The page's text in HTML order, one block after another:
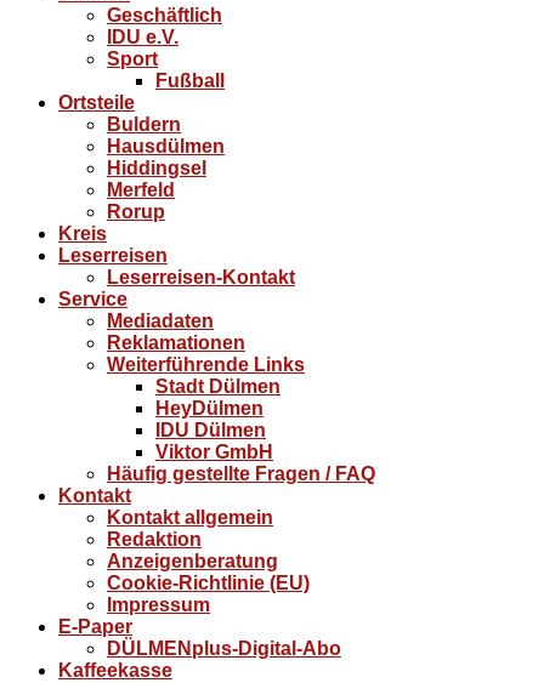
Geschäftlich
IDU e.V.
Sport
Fußball
Ortsteile
Buldern
Hausdülmen
Hiddingsel
Merfeld
Rorup
Kreis
Leserreisen
Leserreisen-Kontakt
Service
Mediadaten
Reklamationen
Weiterführende Links
Stadt Dülmen
HeyDülmen
IDU Dülmen
Viktor GmbH
Häufig gestellte Fragen / FAQ
Kontakt
Kontakt allgemein
Redaktion
Anzeigenberatung
Cookie-Richtlinie (EU)
Impressum
E-Paper
DÜLMENplus-Digital-Abo
Kaffeekasse